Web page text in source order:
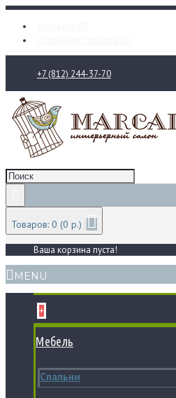
+7 (812) 244-37-70
Товаров: 0 (0 р.)
Ваша корзина пуста!
MENU
+
Мебель
Спальни